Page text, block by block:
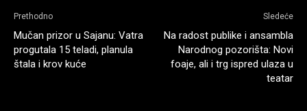
Prethodno
Mučan prizor u Sajanu: Vatra
progutala 15 teladi, planula
štala i krov kuće
Sledeće
Na radost publike i ansambla
Narodnog pozorišta: Novi
foaje, ali i trg ispred ulaza u
teatar